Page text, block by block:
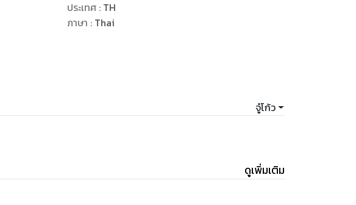
ประเทศ : TH
ภาษา : Thai
จู๋โก้ว
ดูเพิ่มเติม